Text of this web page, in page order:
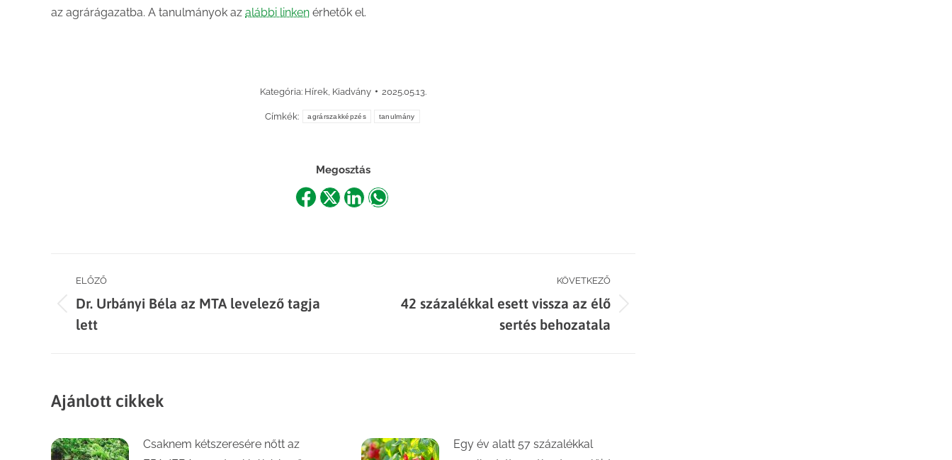
az agrárágazatba. A tanulmányok az alábbi linken érhetők el.
Kategória: Hírek Kiadvány 2025.05.13.
Címkék: agrárszakképzés tanulmány
Megosztás
ShareShareShareShare
Post
navigation
ELŐZŐ
Previous
post:
Dr. Urbányi Béla az MTA levelező tagja
lett
KÖVETKEZŐ
42 százalékkal esett vissza az élő
sertés behozatala
Ajánlott cikkek
Csaknem kétszeresére nőtt az
Egy év alatt 57 százalékkal